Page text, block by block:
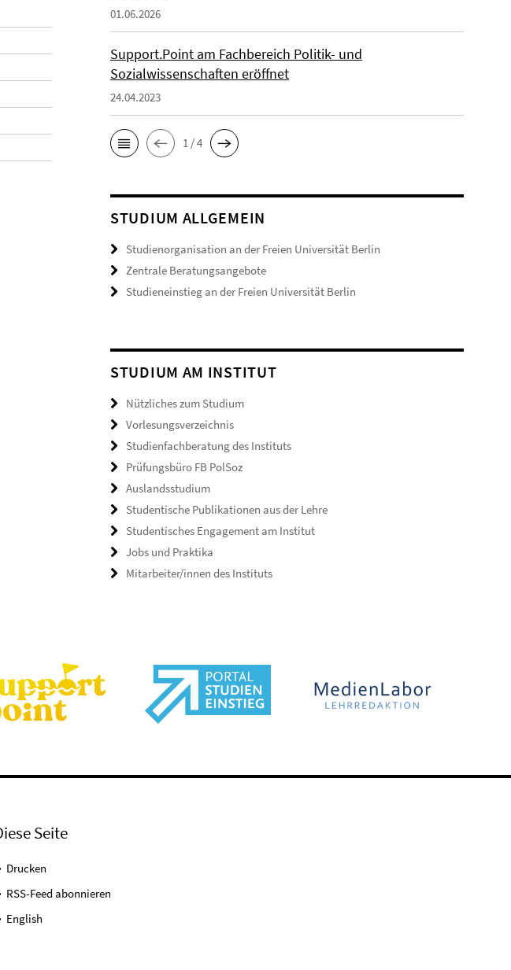
01.06.2026
Support.Point am Fachbereich Politik- und
Sozialwissenschaften eröffnet
24.04.2023
1 / 4
STUDIUM ALLGEMEIN
Studienorganisation an der Freien Universität Berlin
Zentrale Beratungsangebote
Studieneinstieg an der Freien Universität Berlin
STUDIUM AM INSTITUT
Nützliches zum Studium
Vorlesungsverzeichnis
Studienfachberatung des Instituts
Prüfungsbüro FB PolSoz
Auslandsstudium
Studentische Publikationen aus der Lehre
Studentisches Engagement am Institut
Jobs und Praktika
Mitarbeiter/innen des Instituts
Seite
Drucken
RSS-Feed abonnieren
English